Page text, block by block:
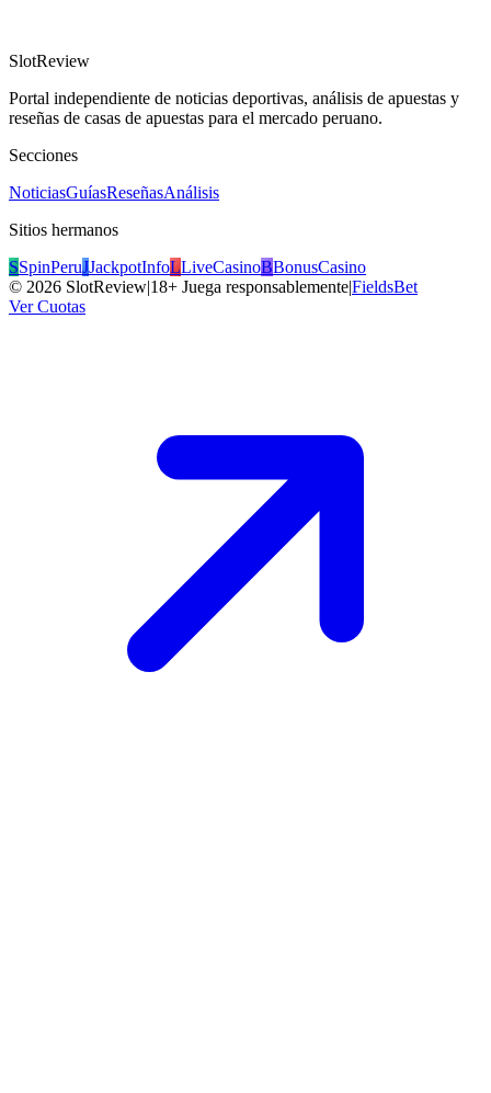
SlotReview
Portal independiente de noticias deportivas, análisis de apuestas y
reseñas de casas de apuestas para el mercado peruano.
Secciones
NoticiasGuíasReseñasAnálisis
Sitios hermanos
SSpinPeruJJackpotInfoLLiveCasinoBBonusCasino
© 2026 SlotReview|18+ Juega responsablemente|FieldsBet
Ver Cuotas